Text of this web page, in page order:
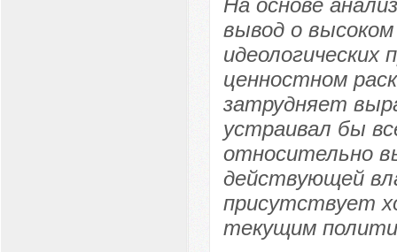
На основе
вывод о
ценностном
затрудняет
устраивал бы
относительно
действующей
присутствует
текущим